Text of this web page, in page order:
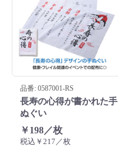
品番: 0587001-RS
長寿の心得が書かれた手
ぬぐい
￥198／枚
税込￥217／枚